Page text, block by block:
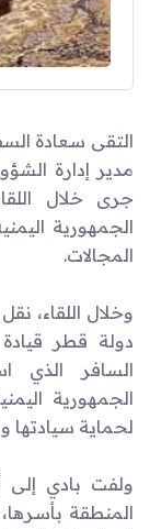
التقى سعادة
مدير إدارة
جرى خلال
الجمهورية
المجالات.
وخلال اللقاء،
دولة قطر قيادة
السافر الذي
الجمهورية
لحماية سيادتها
ولفت بادي إلى
المنطقة